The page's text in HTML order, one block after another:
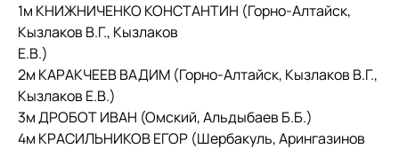
1м КНИЖНИЧЕНКО КОНСТАНТИН (Горно-Алтайск,
Кызлаков В.Г., Кызлаков
Е.В.)
2м КАРАКЧЕЕВ ВАДИМ (Горно-Алтайск, Кызлаков В.Г.,
Кызлаков Е.В.)
3м ДРОБОТ ИВАН (Омский, Альдыбаев Б.Б.)
4м КРАСИЛЬНИКОВ ЕГОР (Шербакуль, Арингазинов